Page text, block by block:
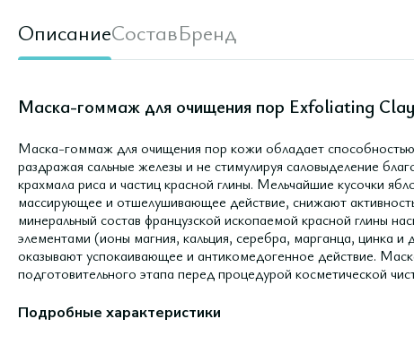
ОписаниеСоставБренд
Маска-гоммаж для очищения пор Exfoliating
Маска-гоммаж для очищения пор кожи обладает способностью
раздражая сальные железы и не стимулируя саловыделение
крахмала риса и частиц красной глины. Мельчайшие кусочки
массирующее и отшелушивающее действие, снижают
минеральный состав французской ископаемой красной глины
элементами (ионы магния, кальция, серебра, марганца, цинка и
оказывают успокаивающее и антикомедогенное действие.
подготовительного этапа перед процедурой косметической
Подробные характеристики